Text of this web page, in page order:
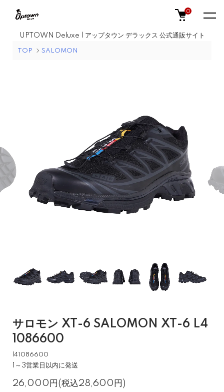
UPTOWN Deluxe | アップタウン デラックス 公式通販サイト
0
TOP SALOMON
サロモン XT-6 SALOMON XT-6 L4
1086600
l41086600
1～3営業日以内に発送
26,000円(税込28,600円)